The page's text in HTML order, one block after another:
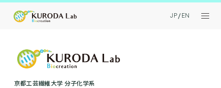
JP EN
京都⼯芸繊維⼤学 分⼦化学系